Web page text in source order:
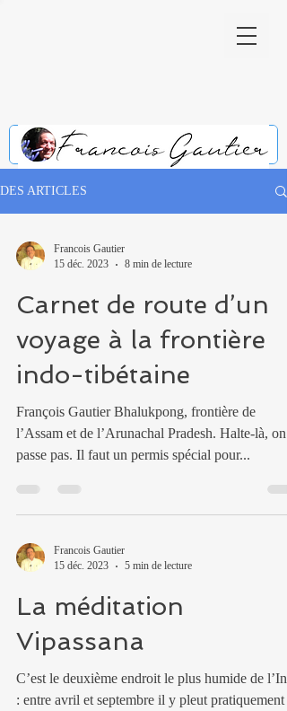
DES ARTICLES
Francois Gautier
15 déc. 2023
8 min de lecture
Carnet de route d’un
voyage à la frontière
indo-tibétaine
François Gautier Bhalukpong, frontière de
l’Assam et de l’Arunachal Pradesh. Halte-là, on
passe pas. Il faut un permis spécial pour...
Francois Gautier
15 déc. 2023
5 min de lecture
La méditation
Vipassana
C’est le deuxième endroit le plus humide de
: entre avril et septembre il y pleut pratiquement